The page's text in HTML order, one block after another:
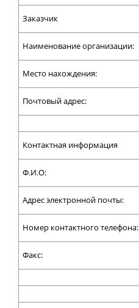
Заказчик
Наименование организации:
Место нахождения:
Почтовый адрес:
Контактная информация
Ф.И.О:
Адрес электронной почты:
Номер контактного телефона:
Факс: